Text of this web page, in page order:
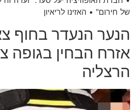
של חירום" • האזינו לריאיון
הנער הנעדר בחוף
אזרח הבחין בגופה
הרצליה